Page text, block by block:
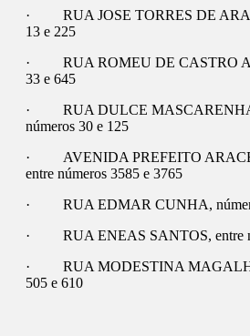
· RUA JOSE TORRES DE
13 e 225
· RUA ROMEU DE CASTRO
33 e 645
· RUA DULCE
números 30 e 125
· AVENIDA PREFEITO
entre números 3585 e 3765
· RUA EDMAR CUNHA,
· RUA ENEAS SANTOS, entre
· RUA MODESTINA
505 e 610